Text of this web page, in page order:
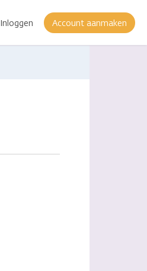
Inloggen Account aanmaken